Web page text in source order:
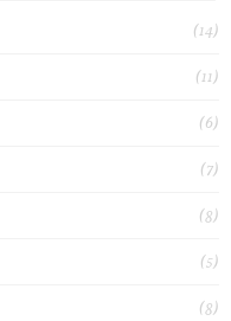
(14)
(11)
(6)
(7)
(8)
(5)
(8)